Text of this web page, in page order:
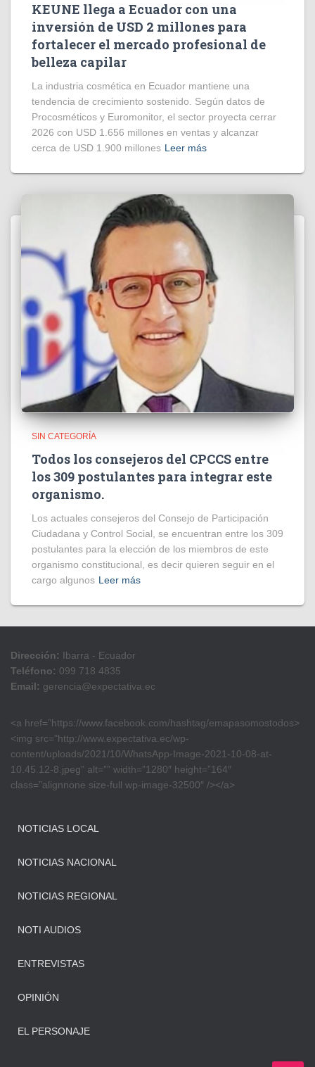
KEUNE llega a Ecuador con una
inversión de USD 2 millones para
fortalecer el mercado profesional de
belleza capilar
La industria cosmética en Ecuador mantiene una
tendencia de crecimiento sostenido. Según datos de
Procosméticos y Euromonitor, el sector proyecta cerrar
2026 con USD 1.656 millones en ventas y alcanzar
cerca de USD 1.900 millones Leer más
SIN CATEGORÍA
Todos los consejeros del CPCCS entre
los 309 postulantes para integrar este
organismo.
Los actuales consejeros del Consejo de Participación
Ciudadana y Control Social, se encuentran entre los 309
postulantes para la elección de los miembros de este
organismo constitucional, es decir quieren seguir en el
cargo algunos Leer más
Dirección: Ibarra - Ecuador
Teléfono: 099 718 4835
Email: gerencia@expectativa.ec
<a href=”https://www.facebook.com/hashtag/emapasomostodos>
<img src=”http://www.expectativa.ec/wp-
content/uploads/2021/10/WhatsApp-Image-2021-10-08-at-
10.45.12-8.jpeg” alt=”” width=”1280″ height=”164″
class=”alignnone size-full wp-image-32500″ /></a>
NOTICIAS LOCAL
NOTICIAS NACIONAL
NOTICIAS REGIONAL
NOTI AUDIOS
ENTREVISTAS
OPINIÓN
EL PERSONAJE